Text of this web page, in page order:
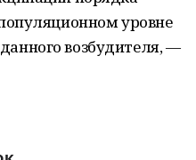
уровне
возбудителя, —